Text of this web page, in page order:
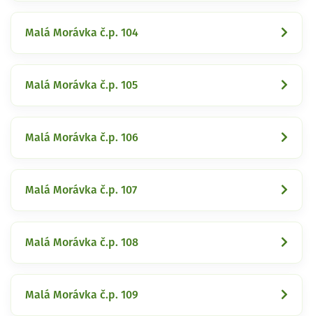
Malá Morávka č.p. 104
Malá Morávka č.p. 105
Malá Morávka č.p. 106
Malá Morávka č.p. 107
Malá Morávka č.p. 108
Malá Morávka č.p. 109